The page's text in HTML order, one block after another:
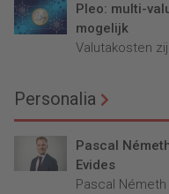
Pleo: multi-
mogelijk
Valutakosten
Personalia
Pascal
Evides
Pascal Németh